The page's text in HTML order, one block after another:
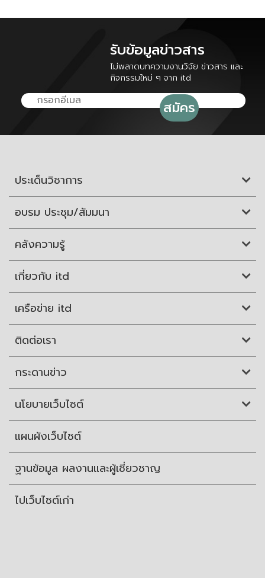
รับข้อมูลข่าวสาร
ไม่พลาดบทความงานวิจัย ข่าวสาร และ
กิจกรรมใหม่ ๆ จาก itd
ประเด็นวิชาการ
อบรม ประชุม/สัมมนา
คลังความรู้
เกี่ยวกับ itd
เครือข่าย itd
ติดต่อเรา
กระดานข่าว
นโยบายเว็บไซต์
แผนผังเว็บไซต์
ฐานข้อมูล ผลงานและผู้เชี่ยวชาญ
ไปเว็บไซต์เก่า